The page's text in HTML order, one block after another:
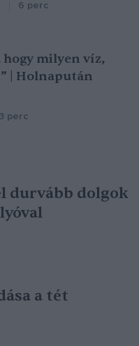
6 perc
milyen víz,
| Holnapután
3 perc
durvább dolgok
a tét